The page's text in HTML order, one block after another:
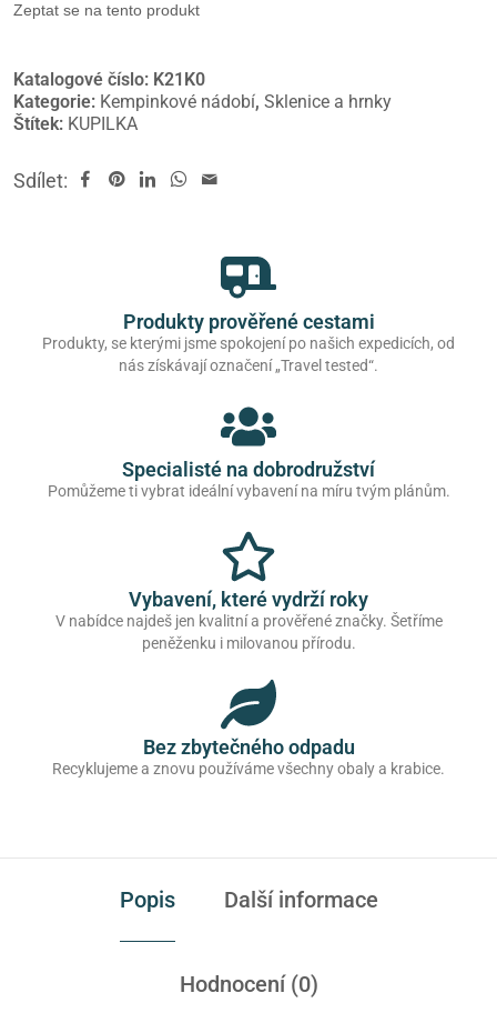
Zeptat se na tento produkt
Katalogové číslo: K21K0
Kategorie: Kempinkové nádobí, Sklenice a hrnky
Štítek: KUPILKA
Sdílet:
Produkty prověřené cestami
Produkty, se kterými jsme spokojení po našich expedicích, od
nás získávají označení „Travel tested“.
Specialisté na dobrodružství
Pomůžeme ti vybrat ideální vybavení na míru tvým plánům.
Vybavení, které vydrží roky
V nabídce najdeš jen kvalitní a prověřené značky. Šetříme
peněženku i milovanou přírodu.
Bez zbytečného odpadu
Recyklujeme a znovu používáme všechny obaly a krabice.
Popis Další informace
Hodnocení (0)